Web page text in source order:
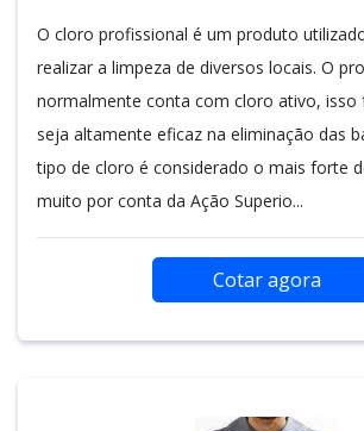
O cloro profissional é um produto
realizar a limpeza de diversos locais. O
normalmente conta com cloro ativo, isso
seja altamente eficaz na eliminação das
tipo de cloro é considerado o mais forte
muito por conta da Ação Superio...
Cotar agora